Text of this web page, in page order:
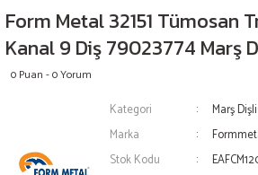
Form Metal 32151 Tümosan
Kanal 9 Diş 79023774 Marş
0 Puan - 0 Yorum
Kategori
Marş
Marka
Stok Kodu